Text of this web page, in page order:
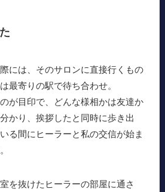
には、そのサロンに直接行くもの
最寄りの駅で待ち合わせ。
が目印で、どんな様相かは友達か
かり、挨拶したと同時に歩き出
る間にヒーラーと私の交信が始ま
を抜けたヒーラーの部屋に通さ